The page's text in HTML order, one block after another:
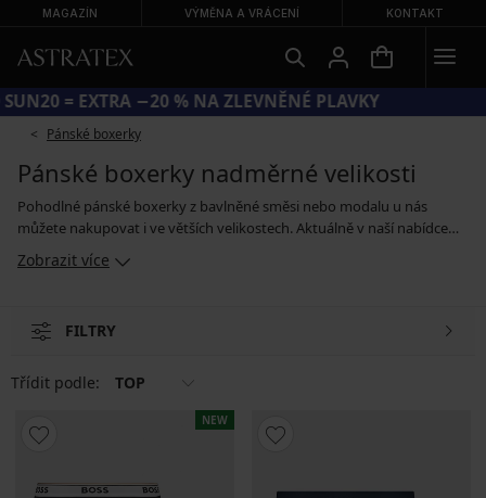
MAGAZÍN VÝMĚNA A VRÁCENÍ KONTAKT
KÓD SUN20 = EXTRA −20 % NA ZLEVNĚNÉ PLAVKY
Pánské boxerky
Pánské boxerky nadměrné velikosti
Pohodlné pánské boxerky z bavlněné směsi nebo modalu u nás
můžete nakupovat i ve větších velikostech. Aktuálně v naší nabídce
najdete i velikost XXXL. Vybírat můžete jak mezi jednotlivými modely,
tak i mezi sety boxerek v černé, bílé, šedé nebo tmavě modré barvě.
vyberete boxerky, které vám dokonale padnou.
Zobrazit více
FILTRY
Třídit podle: TOP
NEW